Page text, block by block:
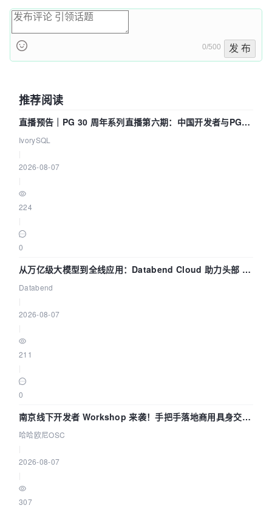
0/500 发 布
推荐阅读
直播预告｜PG 30 周年系列直播第六期：中国开发者与PG内
核——我们改得动吗？我们贡献了什么？
IvorySQL
2026-08-07
224
0
从万亿级大模型到全线应用：Databend Cloud 助力头部 AI
企业构建全链路 Trace 数据管道
Databend
2026-08-07
211
0
南京线下开发者 Workshop 来袭！手把手落地商用具身交互
智能 Agent 应用
哈哈欧尼OSC
2026-08-07
307